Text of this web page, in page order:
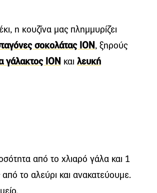
η κουζίνα μας πλημμυρίζει
σοκολάτας ΙΟΝ, ξηρούς
γάλακτος ΙΟΝ και λευκή
από το χλιαρό γάλα και 1
το αλεύρι και ανακατεύουμε.